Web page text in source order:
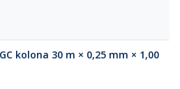
kolona 30 m × 0,25 mm × 1,00